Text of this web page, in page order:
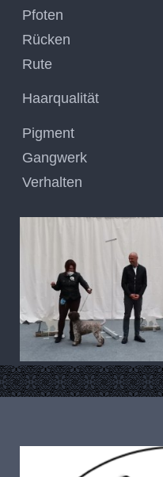
Pfoten
Rücken
Rute
Haarqualität
Pigment
Gangwerk
Verhalten